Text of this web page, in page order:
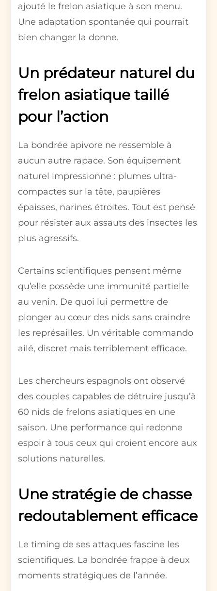
ajouté le frelon asiatique à son menu.
Une adaptation spontanée qui pourrait
bien changer la donne.
Un prédateur naturel du
frelon asiatique taillé
pour l’action
La bondrée apivore ne ressemble à
aucun autre rapace. Son équipement
naturel impressionne : plumes ultra-
compactes sur la tête, paupières
épaisses, narines étroites. Tout est pensé
pour résister aux assauts des insectes les
plus agressifs.
Certains scientifiques pensent même
qu’elle possède une immunité partielle
au venin. De quoi lui permettre de
plonger au cœur des nids sans craindre
les représailles. Un véritable commando
ailé, discret mais terriblement efficace.
Les chercheurs espagnols ont observé
des couples capables de détruire jusqu’à
60 nids de frelons asiatiques en une
saison. Une performance qui redonne
espoir à tous ceux qui croient encore aux
solutions naturelles.
Une stratégie de chasse
redoutablement efficace
Le timing de ses attaques fascine les
scientifiques. La bondrée frappe à deux
moments stratégiques de l’année.